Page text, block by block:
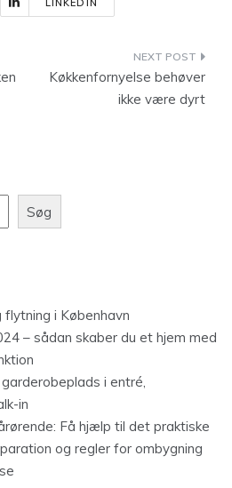
LINKEDIN
Køkkenfornyelse behøver
ikke være dyrt
Søg
i København
– sådan skaber du et hjem med
i entré,
in
Få hjælp til det praktiske
og regler for ombygning